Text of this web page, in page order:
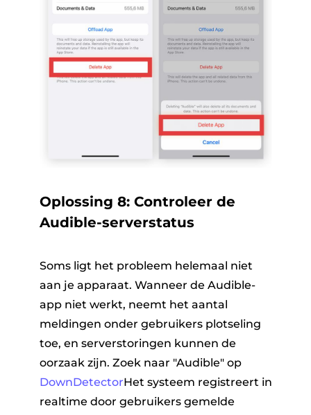
Oplossing 8: Controleer de
Audible-serverstatus
Soms ligt het probleem helemaal niet
aan je apparaat. Wanneer de Audible-
app niet werkt, neemt het aantal
meldingen onder gebruikers plotseling
toe, en serverstoringen kunnen de
oorzaak zijn. Zoek naar "Audible" op
DownDetectorHet systeem registreert in
realtime door gebruikers gemelde